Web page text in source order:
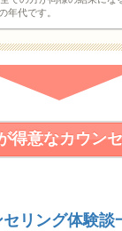
年代です。
得意なカウン
リング体験談